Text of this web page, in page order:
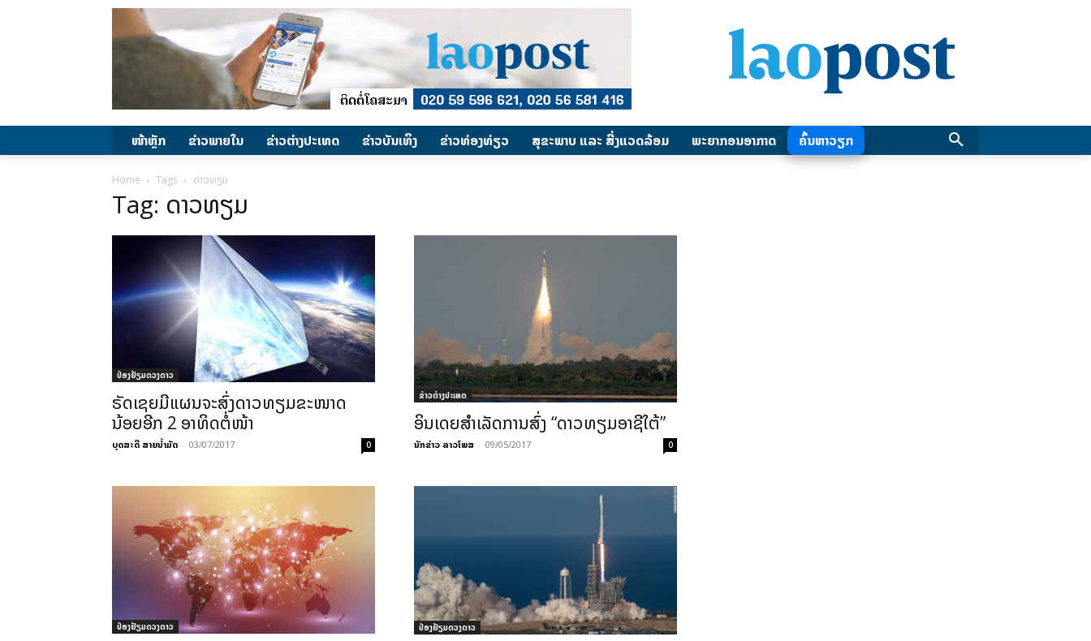
ໜ້າຫຼັກ ຂ່າວພາຍ​ໃນ ຂ່າວຕ່າງປະເທດ ​ຂ່າວບັນເທິງ ​ຂ່າວທ່ອງທ່ຽວ ສຸຂະພາບ ແລະ ສີ່ງແວດລ້ອມ ພະຍາກອນອາກາດ ຄົ້ນຫາວຽກ
Home Tags ດາວທຽມ
Tag: ດາວທຽມ
ປ່ອງຢ້ຽມດວງດາວ
ຣັດເຊຍມີແຜນຈະສົ່ງດາວທຽມຂະໜາດ
ນ້ອຍອີກ 2 ອາທິດຕໍ່ໜ້າ
ບຸດສະດີ ສາຍນ້ຳມັດ - 03/07/2017 0
ຂ່າວຕ່າງປະເທດ
ອິນເດຍສຳເລັດການສົ່ງ “ດາວທຽມອາຊີໃຕ້”
ນັກຂ່າວ ລາວໂພສ - 09/05/2017 0
ປ່ອງຢ້ຽມດວງດາວ ປ່ອງຢ້ຽມດວງດາວ